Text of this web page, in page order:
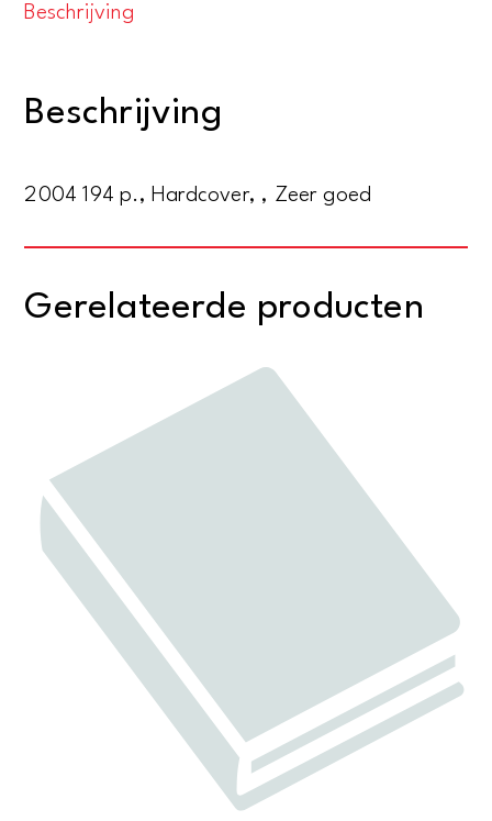
het
Alkmaar
Beschrijving
Beschrijving
2004 194 p., Hardcover, , Zeer goed
Gerelateerde producten